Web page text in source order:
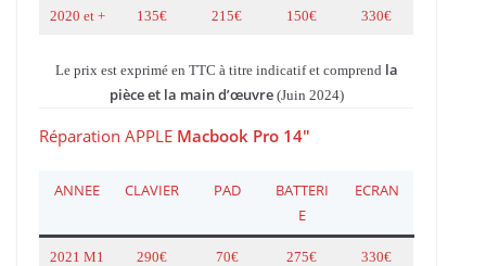
2020 et + 135€ 215€ 150€ 330€
Le prix est exprimé en TTC à titre indicatif et comprend la
pièce et la main d’œuvre (Juin 2024)
Réparation APPLE Macbook Pro 14″
ANNEE CLAVIER PAD
BATTERI
E
ECRAN
2021 M1 290€ 70€ 275€ 330€